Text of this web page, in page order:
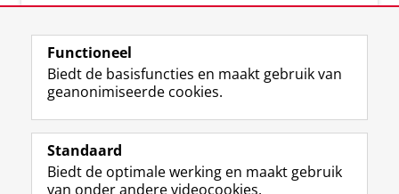
Meest gebruikte tags
justice (1)
Resilience (1)
Functioneel
Biedt de basisfuncties en maakt gebruik van
geanonimiseerde cookies.
Standaard
Biedt de optimale werking en maakt gebruik
van onder andere videocookies.